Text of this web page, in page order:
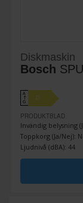
Diskmaskin
Bosch
A
↑
G
D
PRODUKTBLAD
Invändig belysning
Toppkorg (Ja/Nej):
Ljudnivå (dBA): 44